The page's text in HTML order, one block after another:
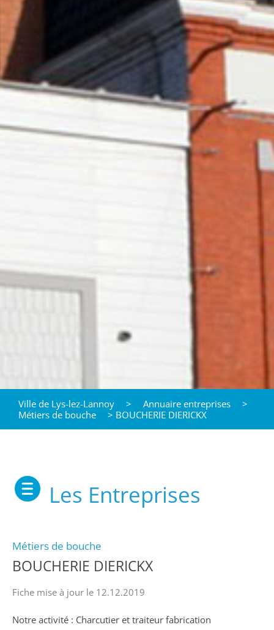
Ville de Lys-lez-Lannoy > Annuaire entreprises
>
Métiers de bouche
> BOUCHERIE DIERICKX
Les Entreprises
Métiers de bouche
BOUCHERIE DIERICKX
Fiche mise à jour le 12.12.2019
Notre activité : Charcutier et traiteur fabrication